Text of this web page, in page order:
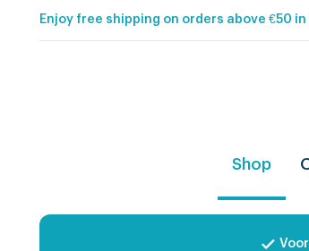
Enjoy free shipping on orders above €50 in
Shop